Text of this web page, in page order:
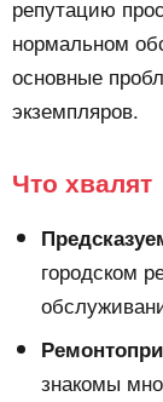
репутацию
нормальном
основные
экземпляров.
Что хвалят
городском
знакомы